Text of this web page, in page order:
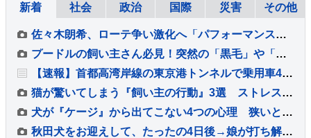
新着 社会 政治 国際 災害 その他
佐々木朗希、ローテ争い激化へ「パフォーマンスを出さないことには残っていけない」6回2失点勝敗つかずも「ゾーンで勝負できた」
プードルの飼い主さん必見！突然の「黒毛」や「直毛」は病気？【獣医師執筆】
【速報】首都高湾岸線の東京港トンネルで乗用車4台が絡む玉突き事故 1人がけが 東京・品川区
猫が驚いてしまう『飼い主の行動』3選 ストレスを与える理由から信頼関係への影響まで
犬が『ケージ』から出てこない4つの心理 狭いところにずっといるときの注意点とは？
秋田犬をお迎えして、たったの4日後→娘が打ち解けすぎて…出会ったばかりと思えない『まさかの光景』が93万再生「馴染んでて草」「相棒感ｗ」